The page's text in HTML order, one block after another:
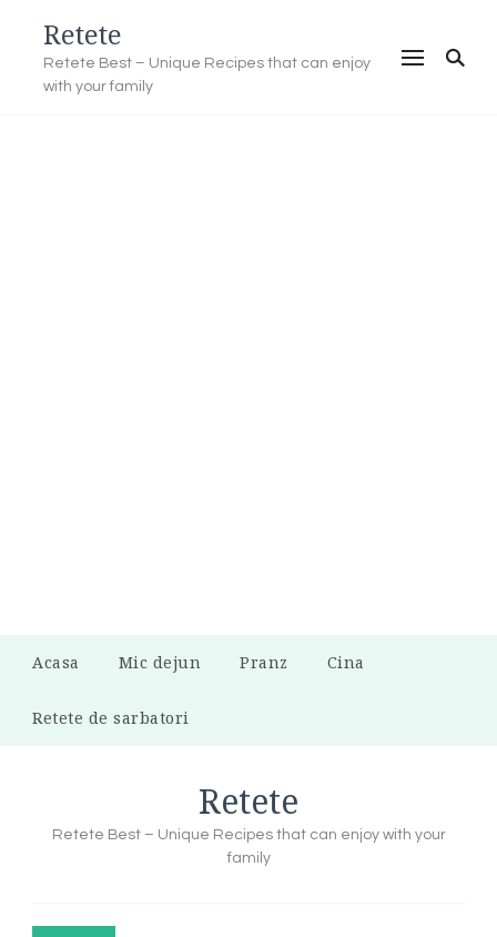
Retete
Retete Best – Unique Recipes that can enjoy
with your family
Acasa Mic dejun Pranz Cina
Retete de sarbatori
Retete
Retete Best – Unique Recipes that can enjoy with your
family